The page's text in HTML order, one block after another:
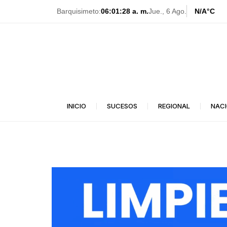
Barquisimeto:06:01:29 a. m.Jue., 6 Ago. N/A°C
INICIO SUCESOS REGIONAL